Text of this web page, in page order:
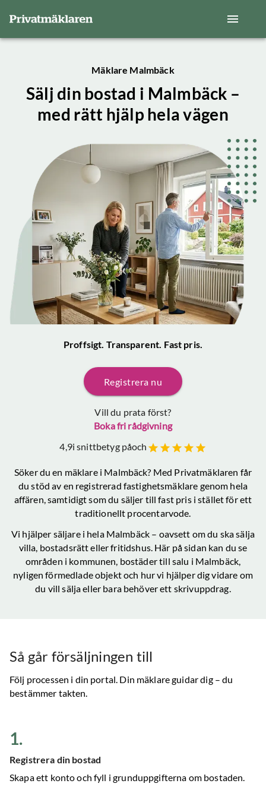
Mäklare Malmbäck
Sälj din bostad i Malmbäck –
med rätt hjälp hela vägen
Proffsigt. Transparent. Fast pris.
Registrera nu
Vill du prata först?
Boka fri rådgivning
4,9i snittbetyg påoch
Söker du en mäklare i Malmbäck? Med Privatmäklaren får
du stöd av en registrerad fastighetsmäklare genom hela
affären, samtidigt som du säljer till fast pris i stället för ett
traditionellt procentarvode.
Vi hjälper säljare i hela Malmbäck – oavsett om du ska sälja
villa, bostadsrätt eller fritidshus. Här på sidan kan du se
områden i kommunen, bostäder till salu i Malmbäck,
nyligen förmedlade objekt och hur vi hjälper dig vidare om
du vill sälja eller bara behöver ett skrivuppdrag.
Så går försäljningen till
Följ processen i din portal. Din mäklare guidar dig – du
bestämmer takten.
1.
Registrera din bostad
Skapa ett konto och fyll i grunduppgifterna om bostaden.